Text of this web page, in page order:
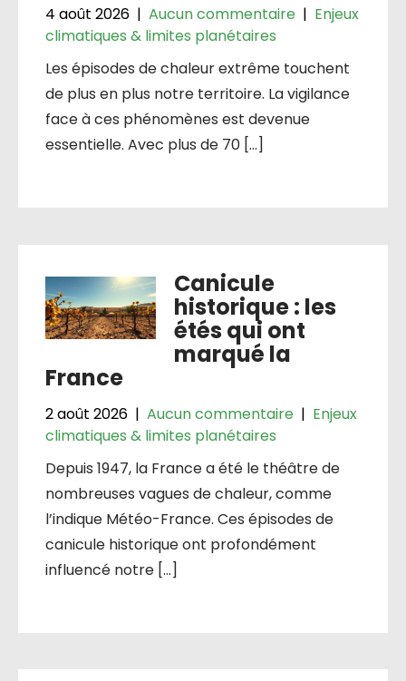
4 août 2026 | Aucun commentaire | Enjeux
climatiques & limites planétaires
Les épisodes de chaleur extrême touchent
de plus en plus notre territoire. La vigilance
face à ces phénomènes est devenue
essentielle. Avec plus de 70 […]
Canicule
historique : les
étés qui ont
marqué la
France
2 août 2026 | Aucun commentaire | Enjeux
climatiques & limites planétaires
Depuis 1947, la France a été le théâtre de
nombreuses vagues de chaleur, comme
l’indique Météo-France. Ces épisodes de
canicule historique ont profondément
influencé notre […]